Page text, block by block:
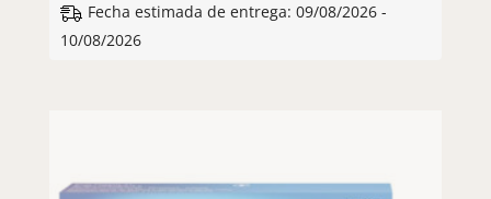
Fecha estimada de entrega: 09/08/2026 -
10/08/2026